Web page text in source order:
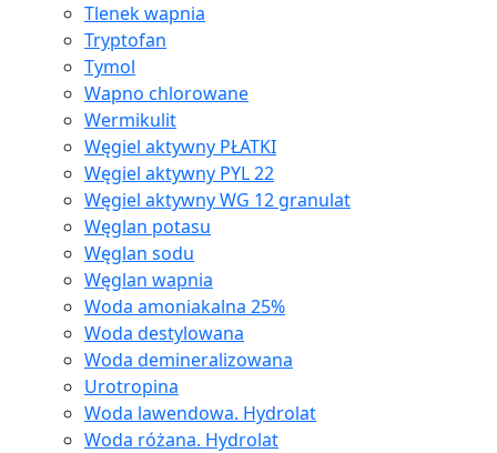
Tlenek wapnia
Tryptofan
Tymol
Wapno chlorowane
Wermikulit
Węgiel aktywny PŁATKI
Węgiel aktywny PYL 22
Węgiel aktywny WG 12 granulat
Węglan potasu
Węglan sodu
Węglan wapnia
Woda amoniakalna 25%
Woda destylowana
Woda demineralizowana
Urotropina
Woda lawendowa. Hydrolat
Woda różana. Hydrolat